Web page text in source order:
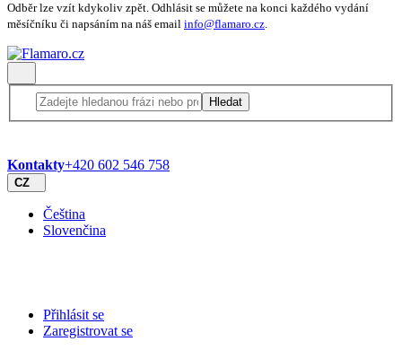
Odběr lze vzít kdykoliv zpět. Odhlásit se můžete na konci každého vydání
měsíčníku či napsáním na náš email info@flamaro.cz.
Hledat
Kontakty+420 602 546 758
CZ
Čeština
Slovenčina
Přihlásit se
Zaregistrovat se